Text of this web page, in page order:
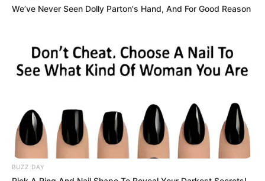
We’ve Never Seen Dolly Parton's Hand, And For Good Reason
BUZZ DAY